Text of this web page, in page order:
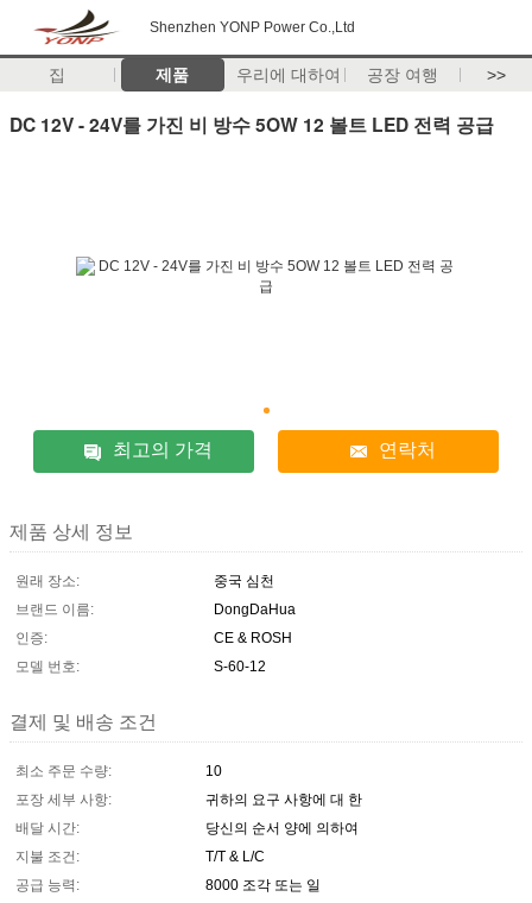
Shenzhen YONP Power Co.,Ltd
집 제품 우리에 대하여 공장 여행 >>
DC 12V - 24V를 가진 비 방수 5OW 12 볼트 LED 전력 공급
최고의 가격 연락처
제품 상세 정보
원래 장소:
중국 심천
브랜드 이름:
DongDaHua
인증:
CE & ROSH
모델 번호:
S-60-12
결제 및 배송 조건
최소 주문 수량:
10
포장 세부 사항:
귀하의 요구 사항에 대 한
배달 시간:
당신의 순서 양에 의하여
지불 조건:
T/T & L/C
공급 능력:
8000 조각 또는 일